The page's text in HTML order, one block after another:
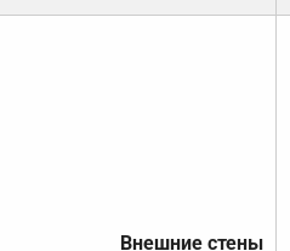
Внешние стены